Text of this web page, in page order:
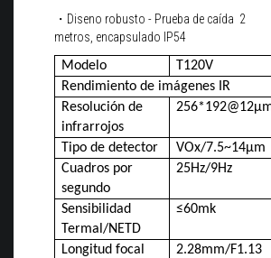
・Diseno robusto - Prueba de caída 2
metros, encapsulado IP54
Modelo
T120V
Rendimiento de imágenes IR
Resolución de
infrarrojos
Tipo de detector
VOx/7.5~14μm
Cuadros por
segundo
25Hz/9Hz
Sensibilidad
Termal/NETD
≤60mk
Longitud focal
2.28mm/F1.13